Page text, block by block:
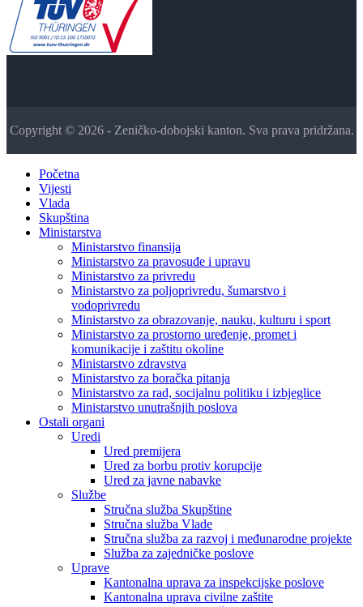
Copyright © 2026 - Zeničko-dobojski kanton. Sva prava pridržana.
Početna
Vijesti
Vlada
Skupština
Ministarstva
Ministarstvo finansija
Ministarstvo za pravosuđe i upravu
Ministarstvo za privredu
Ministarstvo za poljoprivredu, šumarstvo i
vodoprivredu
Ministarstvo za obrazovanje, nauku, kulturu i sport
Ministarstvo za prostorno uređenje, promet i
komunikacije i zaštitu okoline
Ministarstvo zdravstva
Ministarstvo za boračka pitanja
Ministarstvo za rad, socijalnu politiku i izbjeglice
Ministarstvo unutrašnjih poslova
Ostali organi
Uredi
Ured premijera
Ured za borbu protiv korupcije
Ured za javne nabavke
Službe
Stručna služba Skupštine
Stručna služba Vlade
Stručna služba za razvoj i međunarodne projekte
Služba za zajedničke poslove
Uprave
Kantonalna uprava za inspekcijske poslove
Kantonalna uprava civilne zaštite